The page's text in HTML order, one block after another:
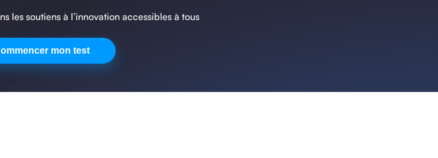
les soutiens à l’innovation accessibles à tous
mon test